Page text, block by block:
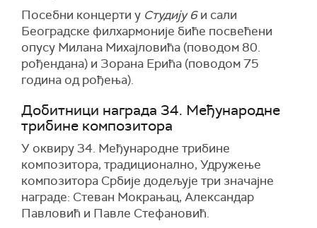
Посебни концерти у Студију 6и сали
Београдске филхармоније биће посвећени
опусу Милана Михајловића (поводом 80.
рођендана) и Зорана Ерића (поводом 75
година од рођења).
Добитници награда 34. Међународне
трибине композитора
У оквиру 34. Међународне трибине
композитора, традиционално, Удружење
композитора Србије додељује три значајне
награде: Стеван Мокрањац, Александар
Павловић и Павле Стефановић.